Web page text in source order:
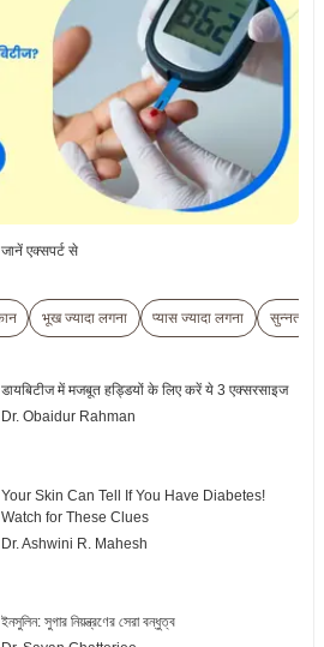
जानें एक्सपर्ट से
भूख ज्यादा लगना प्यास ज्यादा लगना सुन्नता
डायबिटीज में मजबूत हड्डियों के लिए करें ये 3 एक्सरसाइज
Dr. Obaidur Rahman
Your Skin Can Tell If You Have Diabetes!
Watch for These Clues
Dr. Ashwini R. Mahesh
ইনসুলিন: সুগার নিয়ন্ত্রণের সেরা বন্ধুত্ব